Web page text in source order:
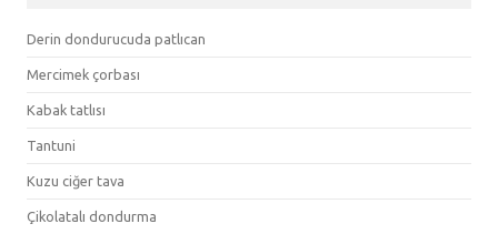
Derin dondurucuda patlıcan
Mercimek çorbası
Kabak tatlısı
Tantuni
Kuzu ciğer tava
Çikolatalı dondurma